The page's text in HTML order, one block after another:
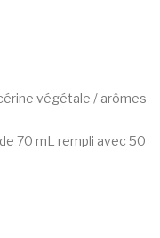
végétale / arômes
70 mL rempli avec 50